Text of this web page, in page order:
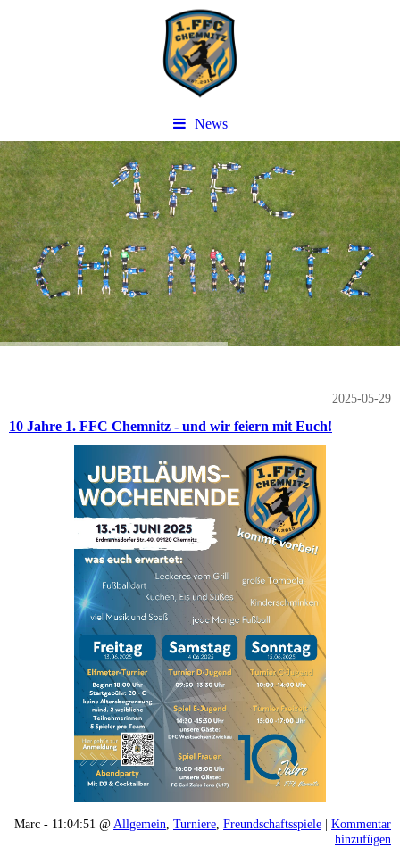
News
2025-05-29
10 Jahre 1. FFC Chemnitz - und wir feiern mit Euch!
Marc - 11:04:51 @ Allgemein Turniere Freundschaftsspiele | Kommentar
hinzufügen